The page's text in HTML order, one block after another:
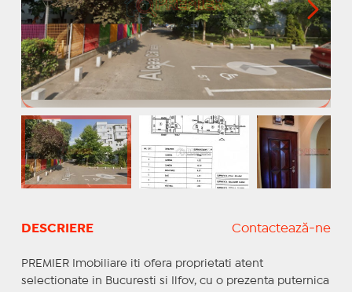
DESCRIERE Contactează-ne
PREMIER Imobiliare iti ofera proprietati atent
selectionate in Bucuresti si Ilfov, cu o prezenta puternica